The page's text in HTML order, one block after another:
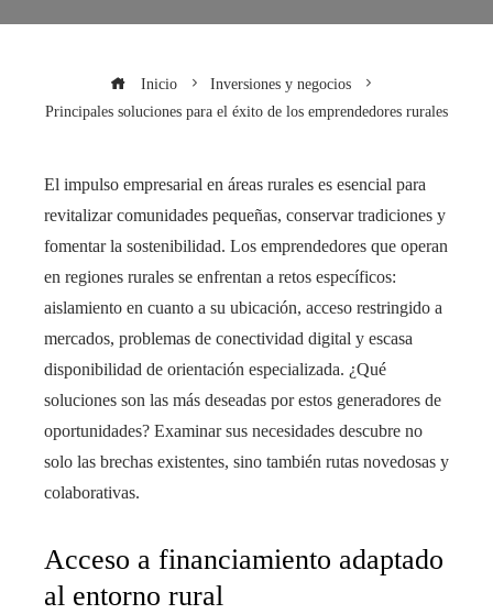
Inicio
Inversiones y negocios
Principales soluciones para el éxito de los emprendedores rurales
El impulso empresarial en áreas rurales es esencial para
revitalizar comunidades pequeñas, conservar tradiciones y
fomentar la sostenibilidad. Los emprendedores que operan
en regiones rurales se enfrentan a retos específicos:
aislamiento en cuanto a su ubicación, acceso restringido a
mercados, problemas de conectividad digital y escasa
disponibilidad de orientación especializada. ¿Qué
soluciones son las más deseadas por estos generadores de
oportunidades? Examinar sus necesidades descubre no
solo las brechas existentes, sino también rutas novedosas y
colaborativas.
Acceso a financiamiento adaptado
al entorno rural